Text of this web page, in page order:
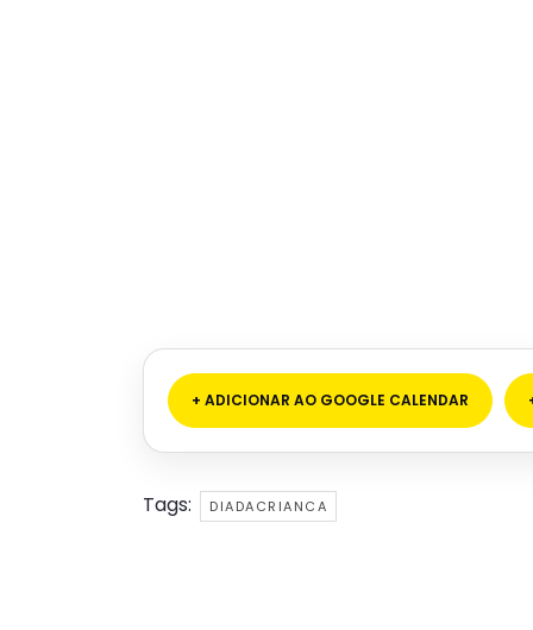
+ ADICIONAR AO GOOGLE CALENDAR
Tags: DIADACRIANCA